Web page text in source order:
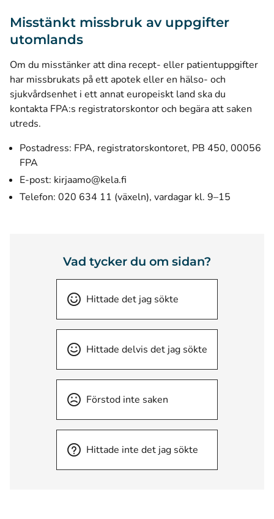
Misstänkt missbruk av uppgifter
utomlands
Om du misstänker att dina recept- eller patientuppgifter
har missbrukats på ett apotek eller en hälso- och
sjukvårdsenhet i ett annat europeiskt land ska du
kontakta FPA:s registratorskontor och begära att saken
utreds.
Postadress: FPA, registratorskontoret, PB 450, 00056
FPA
E-post: kirjaamo@kela.fi
Telefon: 020 634 11 (växeln), vardagar kl. 9–15
Vad tycker du om sidan?
Hittade det jag sökte
Hittade delvis det jag sökte
Förstod inte saken
Hittade inte det jag sökte